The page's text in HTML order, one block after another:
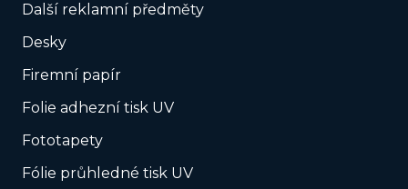
Další reklamní předměty
Desky
Firemní papír
Folie adhezní tisk UV
Fototapety
Fólie průhledné tisk UV